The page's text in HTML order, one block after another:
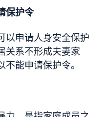
保护令
以申请人身安全保护
关系不形成夫妻家
能申请保护令。